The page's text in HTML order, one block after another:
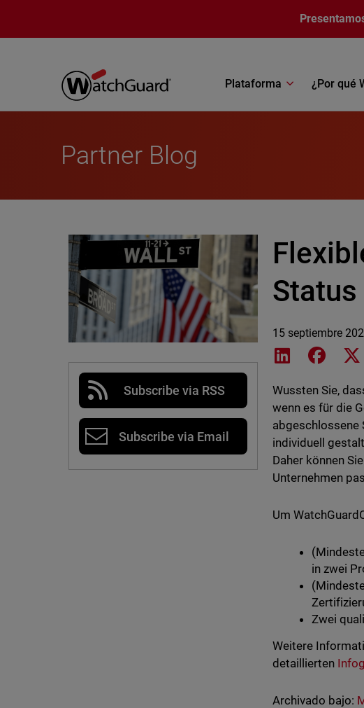
Plataforma ¿Por qué
Partner Blog
Subscribe via RSS
Subscribe via Email
Status
15 septiembre
Share onShare
Wussten Sie,
wenn es für die
abgeschlossene
individuell
Daher können
Unternehmen
Um
in zwei
Zwei
Weitere
detaillierten
Archivado bajo: